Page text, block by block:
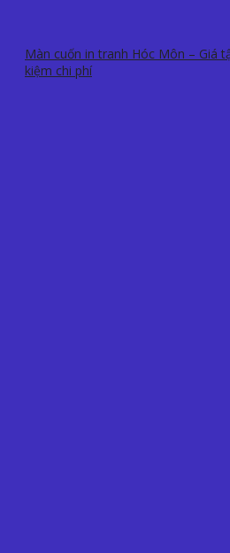
Màn cuốn in tranh Hóc Môn – Giá
kiệm chi phí